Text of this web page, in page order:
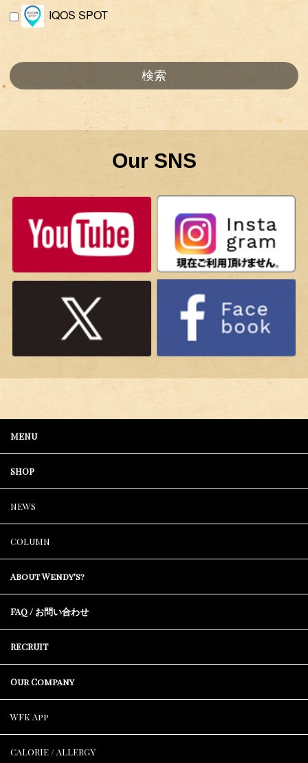
IQOS SPOT
Our SNS
MENU
SHOP
NEWS
COLUMN
About Wendy's?
FAQ / お問い合わせ
RECRUIT
Our Company
WFK App
CALORIE / ALLERGY